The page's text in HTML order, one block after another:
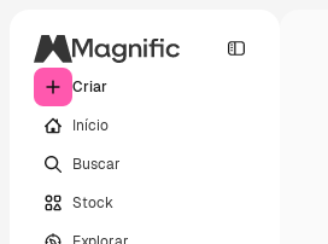
Criar
Início
Buscar
Stock